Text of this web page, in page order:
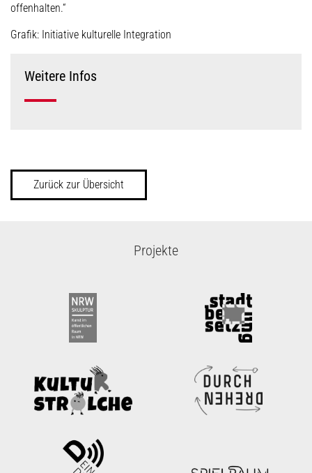
offenhalten.“
Grafik: Initiative kulturelle Integration
Weitere Infos
Zurück zur Übersicht
Projekte